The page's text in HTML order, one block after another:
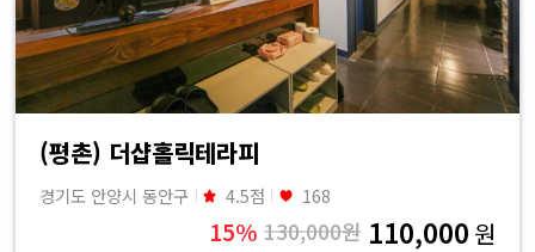
(평촌) 더샵홀릭테라피
경기도 안양시 동안구 4.5점 168
15% 130,000원 110,000 원